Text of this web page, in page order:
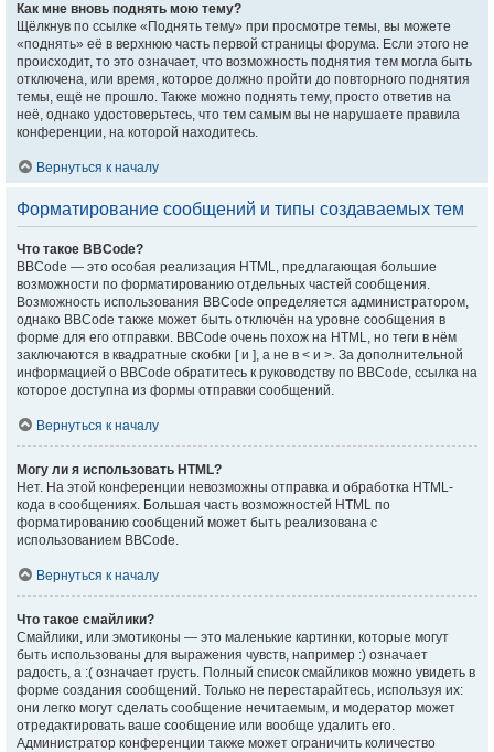
Как мне вновь поднять мою тему?
Щёлкнув по ссылке «Поднять тему» при просмотре темы, вы можете
«поднять» её в верхнюю часть первой страницы форума. Если этого не
происходит, то это означает, что возможность поднятия тем могла быть
отключена, или время, которое должно пройти до повторного поднятия
темы, ещё не прошло. Также можно поднять тему, просто ответив на
неё, однако удостоверьтесь, что тем самым вы не нарушаете правила
конференции, на которой находитесь.
Вернуться к началу
Форматирование сообщений и типы создаваемых тем
Что такое BBCode?
BBCode — это особая реализация HTML, предлагающая большие
возможности по форматированию отдельных частей сообщения.
Возможность использования BBCode определяется администратором,
однако BBCode также может быть отключён на уровне сообщения в
форме для его отправки. BBCode очень похож на HTML, но теги в нём
заключаются в квадратные скобки [ и ], а не в < и >. За дополнительной
информацией о BBCode обратитесь к руководству по BBCode, ссылка на
которое доступна из формы отправки сообщений.
Вернуться к началу
Могу ли я использовать HTML?
Нет. На этой конференции невозможны отправка и обработка HTML-
кода в сообщениях. Большая часть возможностей HTML по
форматированию сообщений может быть реализована с
использованием BBCode.
Вернуться к началу
Что такое смайлики?
Смайлики, или эмотиконы — это маленькие картинки, которые могут
быть использованы для выражения чувств, например :) означает
радость, а :( означает грусть. Полный список смайликов можно увидеть в
форме создания сообщений. Только не перестарайтесь, используя их:
они легко могут сделать сообщение нечитаемым, и модератор может
отредактировать ваше сообщение или вообще удалить его.
Администратор конференции также может ограничить количество